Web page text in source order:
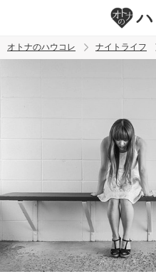
吸うやつ
オトナのハウコレ ナイトライフ